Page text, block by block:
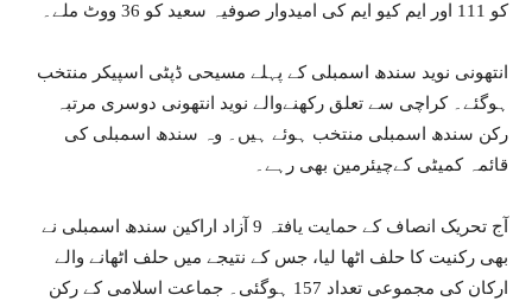
کو 111 اور ایم کیو ایم کی امیدوار صوفیہ سعید کو 36 ووٹ ملے۔
انتھونی نوید سندھ اسمبلی کے پہلے مسیحی ڈپٹی اسپیکر منتخب
ہوگئے۔ کراچی سے تعلق رکھنےوالے نوید انتھونی دوسری مرتبہ
رکن سندھ اسمبلی منتخب ہوئے ہیں۔ وہ سندھ اسمبلی کی
قائمہ کمیٹی کےچیئرمین بھی رہے۔
آج تحریک انصاف کے حمایت یافتہ 9 آزاد اراکین سندھ اسمبلی نے
بھی رکنیت کا حلف اٹھا لیا، جس کے نتیجے میں حلف اٹھانے والے
ارکان کی مجموعی تعداد 157 ہوگئی۔ جماعت اسلامی کے رکن